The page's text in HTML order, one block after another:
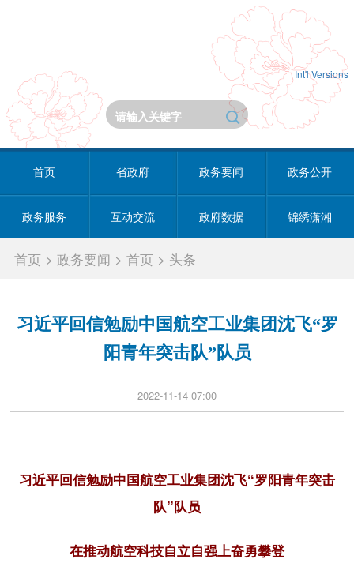
Int'l Versions
首页 省政府 政务要闻 政务公开
政务服务 互动交流 政府数据 锦绣潇湘
首页 >政务要闻 >首页 > 头条
习近平回信勉励中国航空工业集团沈飞“罗
阳青年突击队”队员
2022-11-14 07:00
习近平回信勉励中国航空工业集团沈飞“罗阳青年突击
队”队员
在推动航空科技自立自强上奋勇攀登